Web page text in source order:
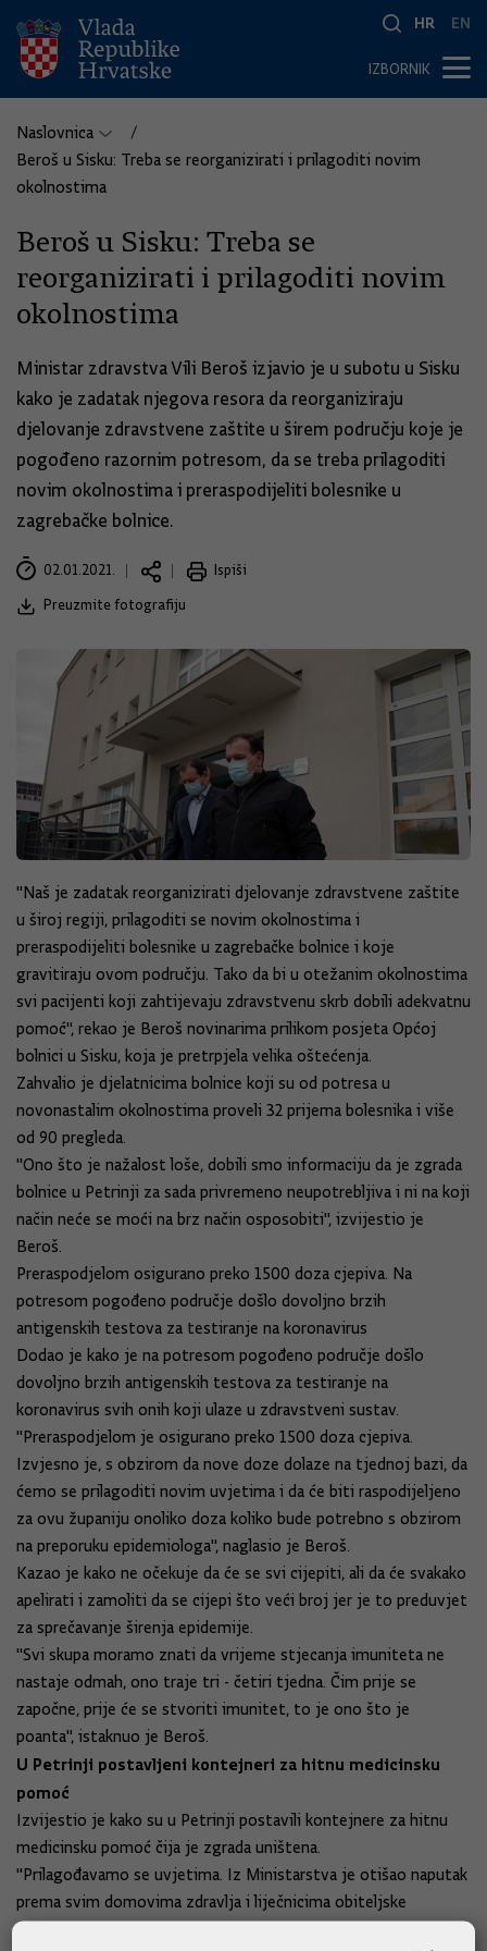
HR EN
IZBORNIK
Naslovnica
Beroš u Sisku: Treba se reorganizirati i prilagoditi novim
okolnostima
Beroš u Sisku: Treba se
reorganizirati i prilagoditi novim
okolnostima
Ministar zdravstva Vili Beroš izjavio je u subotu u Sisku
kako je zadatak njegova resora da reorganiziraju
djelovanje zdravstvene zaštite u širem području koje je
pogođeno razornim potresom, da se treba prilagoditi
novim okolnostima i preraspodijeliti bolesnike u
zagrebačke bolnice.
02.01.2021.
Ispiši
Preuzmite fotografiju
"Naš je zadatak reorganizirati djelovanje zdravstvene zaštite
u široj regiji, prilagoditi se novim okolnostima i
preraspodijeliti bolesnike u zagrebačke bolnice i koje
gravitiraju ovom području. Tako da bi u otežanim okolnostima
svi pacijenti koji zahtijevaju zdravstvenu skrb dobili adekvatnu
pomoć", rekao je Beroš novinarima prilikom posjeta Općoj
bolnici u Sisku, koja je pretrpjela velika oštećenja.
Zahvalio je djelatnicima bolnice koji su od potresa u
novonastalim okolnostima proveli 32 prijema bolesnika i više
od 90 pregleda.
"Ono što je nažalost loše, dobili smo informaciju da je zgrada
bolnice u Petrinji za sada privremeno neupotrebljiva i ni na koji
način neće se moći na brz način osposobiti", izvijestio je
Beroš.
Preraspodjelom osigurano preko 1500 doza cjepiva. Na
potresom pogođeno područje došlo dovoljno brzih
antigenskih testova za testiranje na koronavirus
Dodao je kako je na potresom pogođeno područje došlo
dovoljno brzih antigenskih testova za testiranje na
koronavirus svih onih koji ulaze u zdravstveni sustav.
"Preraspodjelom je osigurano preko 1500 doza cjepiva.
Izvjesno je, s obzirom da nove doze dolaze na tjednoj bazi, da
ćemo se prilagoditi novim uvjetima i da će biti raspodijeljeno
za ovu županiju onoliko doza koliko bude potrebno s obzirom
na preporuku epidemiologa", naglasio je Beroš.
Kazao je kako ne očekuje da će se svi cijepiti, ali da će svakako
apelirati i zamoliti da se cijepi što veći broj jer je to preduvjet
za sprečavanje širenja epidemije.
"Svi skupa moramo znati da vrijeme stjecanja imuniteta ne
nastaje odmah, ono traje tri - četiri tjedna. Čim prije se
započne, prije će se stvoriti imunitet, to je ono što je
poanta", istaknuo je Beroš.
U Petrinji postavljeni kontejneri za hitnu medicinsku
pomoć
Izvijestio je kako su u Petrinji postavili kontejnere za hitnu
medicinsku pomoć čija je zgrada uništena.
"Prilagođavamo se uvjetima. Iz Ministarstva je otišao naputak
prema svim domovima zdravlja i liječnicima obiteljske
medicine da se prilagode novonastalim okolnostima. Isto tako